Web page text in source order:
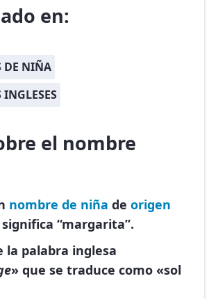
en:
DE NIÑA
el nombre
nombre de niña de origen
“margarita”.
la palabra inglesa
» que se traduce como «sol